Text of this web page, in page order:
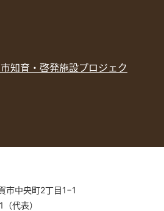
市知育・啓発施設プロジェク
市中央町2丁目1−1
代表）